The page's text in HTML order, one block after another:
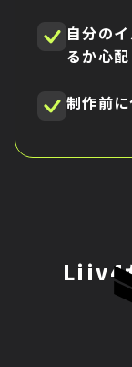
自分の
るか心配
制作前
Liiv4